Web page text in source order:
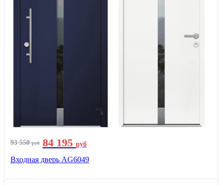
93 550руб 84 195 руб
Входная дверь AG6049